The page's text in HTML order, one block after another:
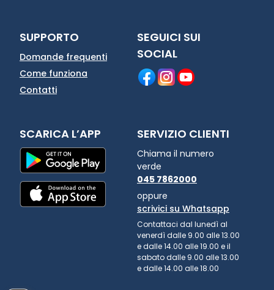
SUPPORTO
Domande frequenti
Come funziona
Contatti
SEGUICI SUI
SOCIAL
SCARICA L’APP SERVIZIO CLIENTI
Chiama il numero
verde
045 7862000
oppure
scrivici su Whatsapp
Contattaci dal lunedì al
venerdì dalle 9.00 alle 13.00
e dalle 14.00 alle 19.00 e il
sabato dalle 9.00 alle 13.00
e dalle 14.00 alle 18.00